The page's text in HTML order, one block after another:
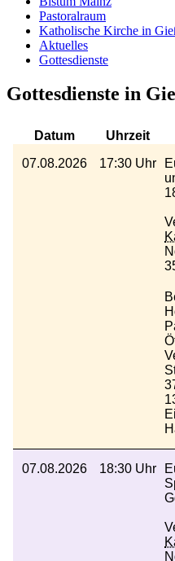
Pastoralraum
Katholische Kirche in
Aktuelles
Gottesdienste
Gottesdienste in